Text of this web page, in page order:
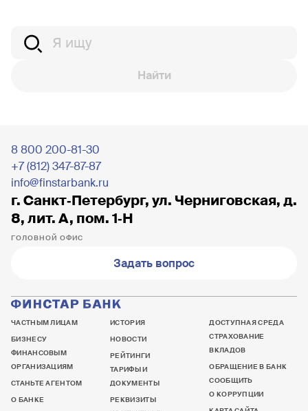
Найти
8 800 200-81-30
+7 (812) 347-87-87
info@finstarbank.ru
г. Санкт‐Петербург, ул. Черниговская, д.
8, лит. А, пом. 1‐Н
ГОЛОВНОЙ ОФИС
Задать вопрос
ЧАСТНЫМ ЛИЦАМ
БИЗНЕСУ
ФИНАНСОВЫМ
ОРГАНИЗАЦИЯМ
СТАНЬТЕ АГЕНТОМ
О БАНКЕ
ИСТОРИЯ
НОВОСТИ
РЕЙТИНГИ
ТАРИФЫ И
ДОКУМЕНТЫ
РЕКВИЗИТЫ
ДОСТУПНАЯ СРЕДА
СТРАХОВАНИЕ
ВКЛАДОВ
ОБРАЩЕНИЕ В БАНК
СООБЩИТЬ
О КОРРУПЦИИ